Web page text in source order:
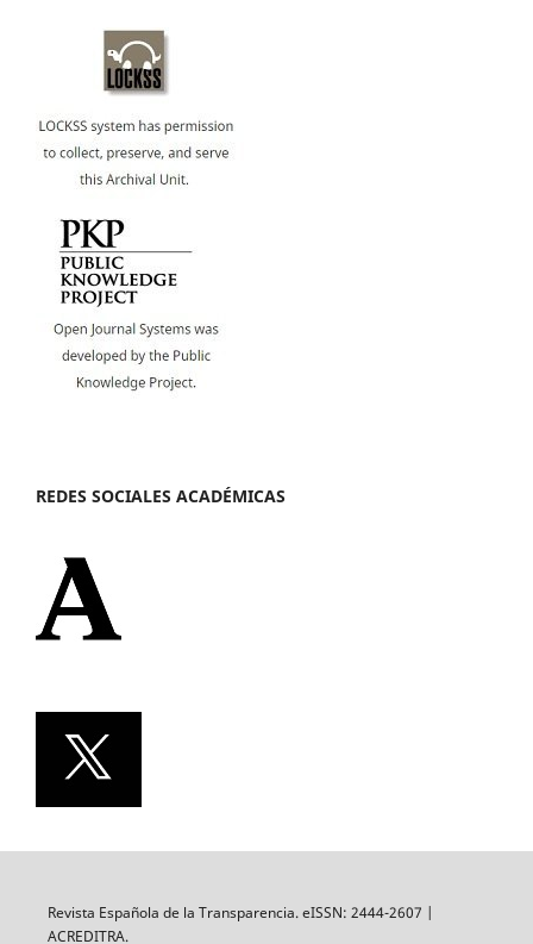
REDES SOCIALES ACADÉMICAS
Revista Española de la Transparencia. eISSN: 2444-2607 |
ACREDITRA.